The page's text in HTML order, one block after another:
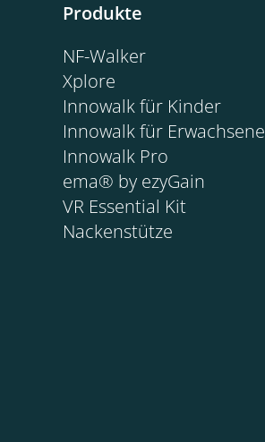
Produkte
NF-Walker
Xplore
Innowalk für Kinder
Innowalk für Erwachsene
Innowalk Pro
ema® by ezyGain
VR Essential Kit
Nackenstütze